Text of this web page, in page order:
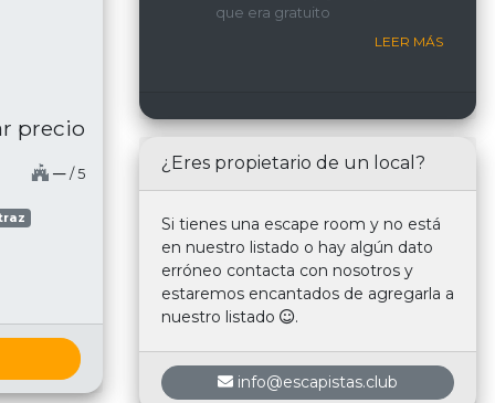
precio
─ / 5
nosotros.
que era gratuito
LEER MÁS
¿Eres propietario de un local?
Si tienes una escape room y no está
en nuestro listado o hay algún dato
erróneo contacta con nosotros y
estaremos encantados de agregarla a
nuestro listado
.
info@escapistas.club